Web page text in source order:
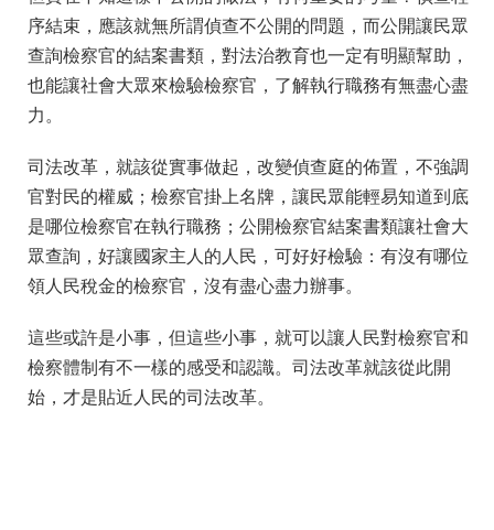
序結束，應該就無所謂偵查不公開的問題，而公開讓民眾
查詢檢察官的結案書類，對法治教育也一定有明顯幫助，
也能讓社會大眾來檢驗檢察官，了解執行職務有無盡心盡
力。
司法改革，就該從實事做起，改變偵查庭的佈置，不強調
官對民的權威；檢察官掛上名牌，讓民眾能輕易知道到底
是哪位檢察官在執行職務；公開檢察官結案書類讓社會大
眾查詢，好讓國家主人的人民，可好好檢驗：有沒有哪位
領人民稅金的檢察官，沒有盡心盡力辦事。
這些或許是小事，但這些小事，就可以讓人民對檢察官和
檢察體制有不一樣的感受和認識。司法改革就該從此開
始，才是貼近人民的司法改革。